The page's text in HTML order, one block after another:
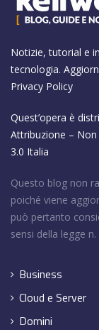
Notizie, tutorial e
tecnologia.
Privacy Policy
Quest’opera è
Attribuzione –
3.0 Italia
Questo blog non
poiché viene
può pertanto
sensi della legge
Business
Cloud e Server
Domini